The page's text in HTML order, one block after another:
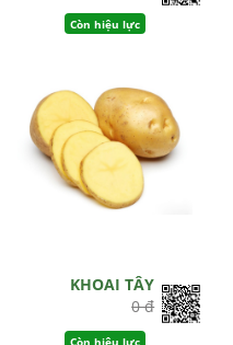
Còn hiệu lực
KHOAI TÂY
0 đ
Còn hiệu lực